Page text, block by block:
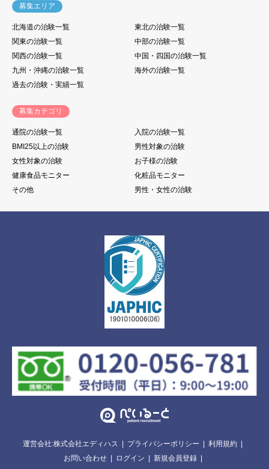
募集エリア
北海道の治験一覧
東北の治験一覧
関東の治験一覧
中部の治験一覧
関西の治験一覧
中国・四国の治験一覧
九州・沖縄の治験一覧
海外の治験一覧
過去の治験・実績一覧
募集カテゴリ
通院の治験一覧
入院の治験一覧
BMI25以上の治験
男性対象の治験
女性対象の治験
お子様の治験
健康食品モニター
化粧品モニター
その他
男性・女性の治験
運営会社:株式会社エディハス プライバシーポリシー
利用規約
お問い合わせ
ログイン
新規会員登録